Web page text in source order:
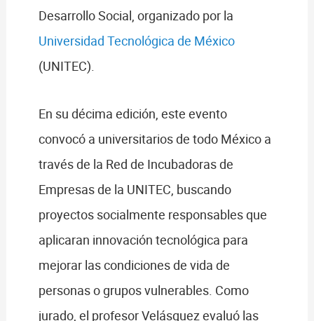
Desarrollo Social, organizado por la
Universidad Tecnológica de México
(UNITEC).
En su décima edición, este evento
convocó a universitarios de todo México a
través de la Red de Incubadoras de
Empresas de la UNITEC, buscando
proyectos socialmente responsables que
aplicaran innovación tecnológica para
mejorar las condiciones de vida de
personas o grupos vulnerables. Como
jurado, el profesor Velásquez evaluó las